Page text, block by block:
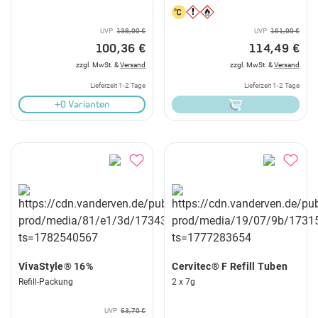
UVP 138,00 €
100,36 €
zzgl. MwSt. &Versand
Lieferzeit 1-2 Tage
+0 Varianten
UVP 161,00 €
114,49 €
zzgl. MwSt. &Versand
Lieferzeit 1-2 Tage
VivaStyle® 16%
Refill-Packung
UVP 63,70 €
Cervitec® F Refill Tuben
2 x 7g